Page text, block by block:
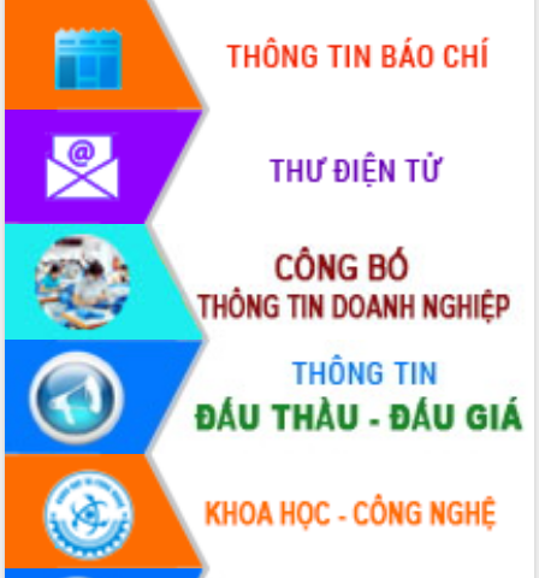
Tháo gỡ những vướng mắc, đẩy mạnh
công tác cải cách thủ tục hành chính
tại Trung tâm Phục vụ hành chính
công tỉnh
Đắk Lắk: Tôn vinh 46 giải pháp tại Hội
thi Sáng tạo Kỹ thuật 2024 - 2025
Đắk Lắk rà soát, điều chỉnh Đề án 190
về phát triển nuôi trồng thủy sản
Phó Chủ tịch UBND tỉnh Đắk Lắk
Trương Công Thái kiểm tra thực địa
Dự án cao tốc Khánh Hòa - Buôn Ma
Thuột
Định vị cà phê Việt Nam như một “di
sản sống” trong dòng chảy toàn cầu
Xây dựng nông thôn mới: Nâng cao đời
sống người dân từ những mô hình thiết
thực
Quyết liệt tháo gỡ vướng mắc, đẩy
nhanh tiến độ các dự án trọng điểm
trong Khu kinh tế Nam Phú Yên
Hòn Yến phát triển du lịch gắn với bảo
tồn biển